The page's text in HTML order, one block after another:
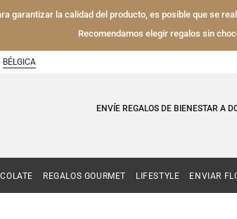
garantizar la calidad del producto, es posible que se
Recomendamos elegir regalos sin
BÉLGICA
ENVÍE REGALOS DE BIENESTAR A
REGALOS GOURMET LIFESTYLE ENVIAR